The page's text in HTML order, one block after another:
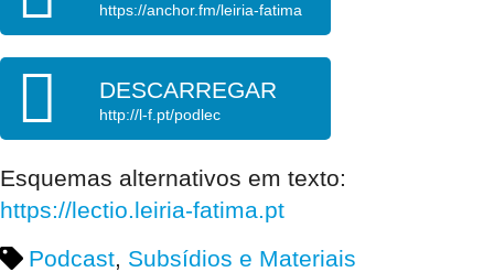
https://anchor.fm/leiria-fatima
DESCARREGAR
http://l-f.pt/podlec
Esquemas alternativos em texto:
https://lectio.leiria-fatima.pt
Podcast, Subsídios e Materiais